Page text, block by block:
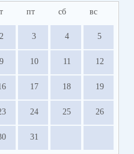
пт сб вс
2 3 4 5
9 10 11 12
17 18 19
24 25 26
31